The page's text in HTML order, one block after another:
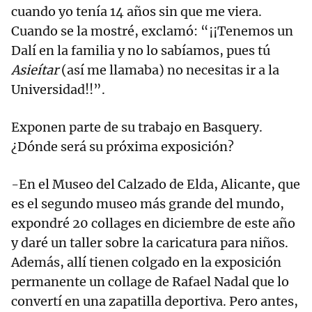
cuando yo tenía 14 años sin que me viera.
Cuando se la mostré, exclamó: “¡¡Tenemos un
Dalí en la familia y no lo sabíamos, pues tú
Asieítar(así me llamaba) no necesitas ir a la
Universidad!!”.
Exponen parte de su trabajo en Basquery.
¿Dónde será su próxima exposición?
-En el Museo del Calzado de Elda, Alicante, que
es el segundo museo más grande del mundo,
expondré 20 collages en diciembre de este año
y daré un taller sobre la caricatura para niños.
Además, allí tienen colgado en la exposición
permanente un collage de Rafael Nadal que lo
convertí en una zapatilla deportiva. Pero antes,